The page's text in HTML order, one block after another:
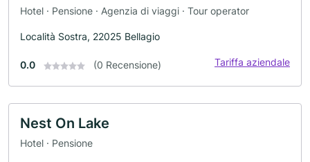
Hotel · Pensione · Agenzia di viaggi · Tour operator
Località Sostra, 22025 Bellagio
0.0 (0 Recensione) Tariffa aziendale
Nest On Lake
Hotel · Pensione